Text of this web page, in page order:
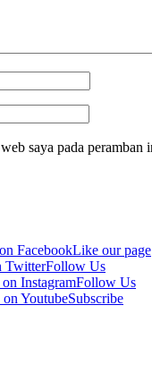
saya pada
FacebookLike our page
TwitterFollow Us
InstagramFollow Us
on YoutubeSubscribe